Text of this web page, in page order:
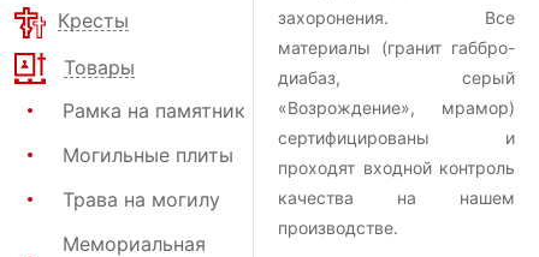
Кресты
Товары
Рамка на памятник
Могильные плиты
Трава на могилу
Мемориальная
захоронения. Все
материалы (гранит габбро-
диабаз, серый
«Возрождение», мрамор)
сертифицированы и
проходят входной контроль
качества на нашем
производстве.